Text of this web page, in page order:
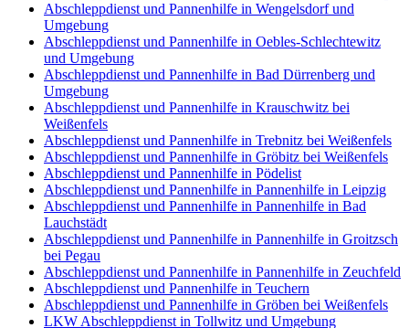
Abschleppdienst und Pannenhilfe in Wengelsdorf und
Umgebung
Abschleppdienst und Pannenhilfe in Oebles-Schlechtewitz
und Umgebung
Abschleppdienst und Pannenhilfe in Bad Dürrenberg und
Umgebung
Abschleppdienst und Pannenhilfe in Krauschwitz bei
Weißenfels
Abschleppdienst und Pannenhilfe in Trebnitz bei Weißenfels
Abschleppdienst und Pannenhilfe in Gröbitz bei Weißenfels
Abschleppdienst und Pannenhilfe in Pödelist
Abschleppdienst und Pannenhilfe in Pannenhilfe in Leipzig
Abschleppdienst und Pannenhilfe in Pannenhilfe in Bad
Lauchstädt
Abschleppdienst und Pannenhilfe in Pannenhilfe in Groitzsch
bei Pegau
Abschleppdienst und Pannenhilfe in Pannenhilfe in Zeuchfeld
Abschleppdienst und Pannenhilfe in Teuchern
Abschleppdienst und Pannenhilfe in Gröben bei Weißenfels
LKW Abschleppdienst in Tollwitz und Umgebung